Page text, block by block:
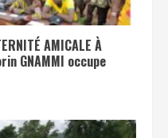
AMICALE À
GNAMMI occupe